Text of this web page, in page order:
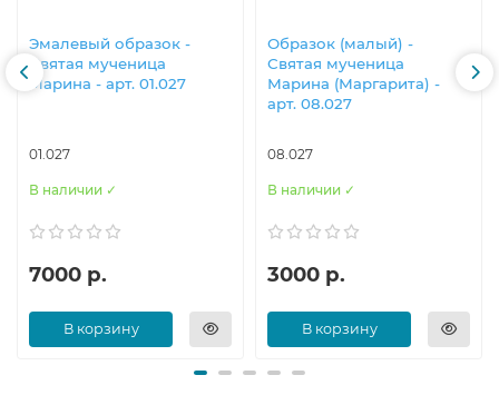
Эмалевый образок -
Святая мученица
Марина - арт. 01.027
01.027
В наличии ✓
7000 р.
В корзину
Образок (малый) -
Святая мученица
Марина (Маргарита) -
арт. 08.027
08.027
В наличии ✓
3000 р.
В корзину